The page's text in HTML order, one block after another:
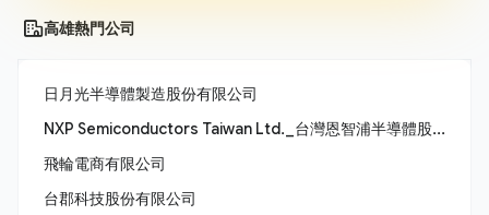
高雄熱門公司
日月光半導體製造股份有限公司
NXP Semiconductors Taiwan Ltd._台灣恩智浦半導體股份有限公司
飛輪電商有限公司
台郡科技股份有限公司